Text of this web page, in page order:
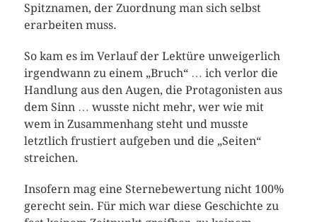
Spitznamen, der Zuordnung man sich selbst
erarbeiten muss.
So kam es im Verlauf der Lektüre unweigerlich
irgendwann zu einem „Bruch“ … ich verlor die
Handlung aus den Augen, die Protagonisten aus
dem Sinn … wusste nicht mehr, wer wie mit
wem in Zusammenhang steht und musste
letztlich frustiert aufgeben und die „Seiten“
streichen.
Insofern mag eine Sternebewertung nicht 100%
gerecht sein. Für mich war diese Geschichte zu